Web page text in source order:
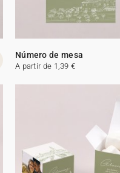
Número de mesa
A partir de 1,39 €